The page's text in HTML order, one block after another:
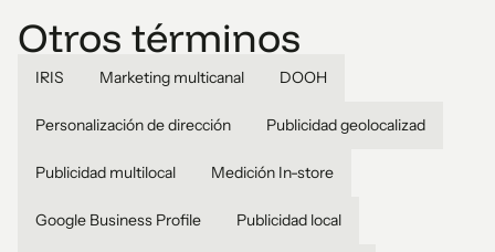
Otros términos
IRIS Marketing multicanal DOOH
Personalización de dirección Publicidad geolocalizad
Publicidad multilocal Medición In-store
Google Business Profile Publicidad local